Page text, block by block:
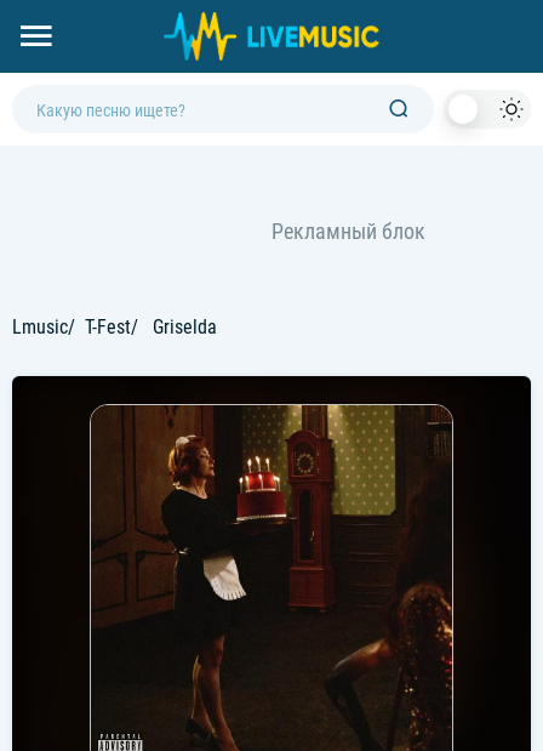
Lmusic T-Fest Griselda